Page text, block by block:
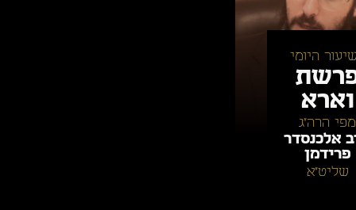
היומי
וארא
מפי הרה״ג
אלכנסדר
פרידמן
שליט״א